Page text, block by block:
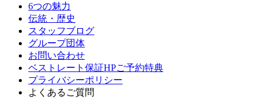
6つの魅力
伝統・歴史
スタッフブログ
グループ団体
お問い合わせ
ベストレート保証HPご予約特典
プライバシーポリシー
よくあるご質問